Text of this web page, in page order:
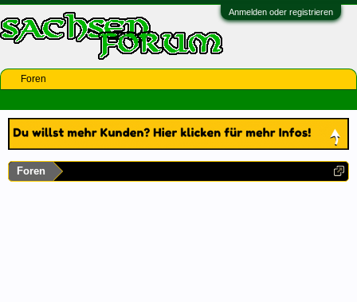
Anmelden oder registrieren
Foren
Foren